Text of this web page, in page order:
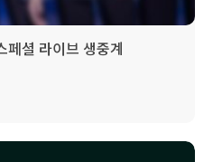
페셜 라이브 생중계